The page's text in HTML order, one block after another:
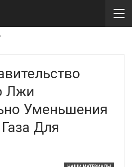
Лжи
Уменьшения
Для